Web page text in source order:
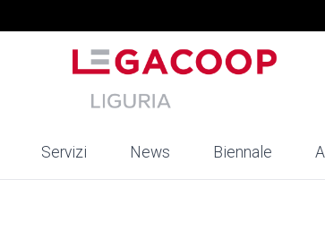
Servizi News Biennale